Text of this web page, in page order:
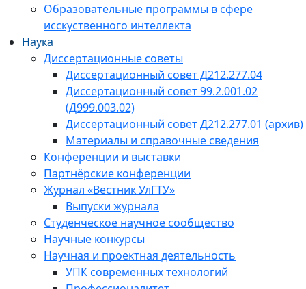
Образовательные программы в сфере
исскуственного интеллекта
Наука
Диссертационные советы
Диссертационный совет Д212.277.04
Диссертационный совет 99.2.001.02
(Д999.003.02)
Диссертационный совет Д212.277.01 (архив)
Материалы и справочные сведения
Конференции и выставки
Партнёрские конференции
Журнал «Вестник УлГТУ»
Выпуски журнала
Студенческое научное сообщество
Научные конкурсы
Научная и проектная деятельность
УПК современных технологий